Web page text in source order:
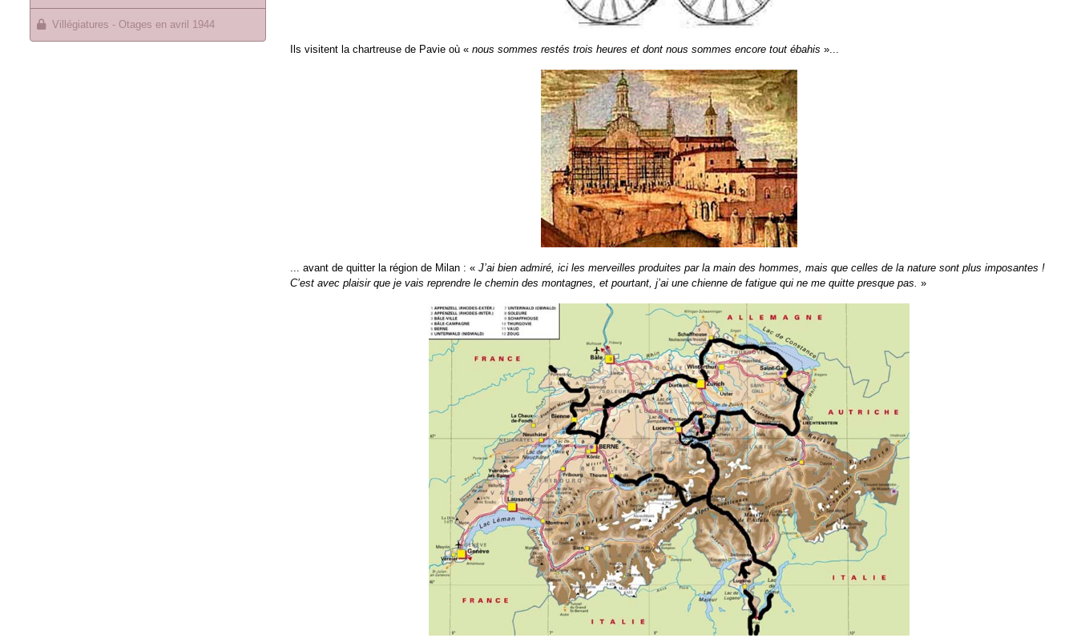
Villégiatures - Otages en avril 1944
Ils visitent la chartreuse de Pavie où « nous sommes restés trois heures et dont nous sommes encore tout ébahis »...
... avant de quitter la région de Milan : « J’ai bien admiré, ici les merveilles produites par la main des hommes, mais que celles de la nature sont plus imposantes !
C’est avec plaisir que je vais reprendre le chemin des montagnes, et pourtant, j’ai une chienne de fatigue qui ne me quitte presque pas. »